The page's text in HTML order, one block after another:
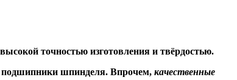
точностью изготовления и твёрдостью.
подшипники шпинделя. Впрочем, качественные